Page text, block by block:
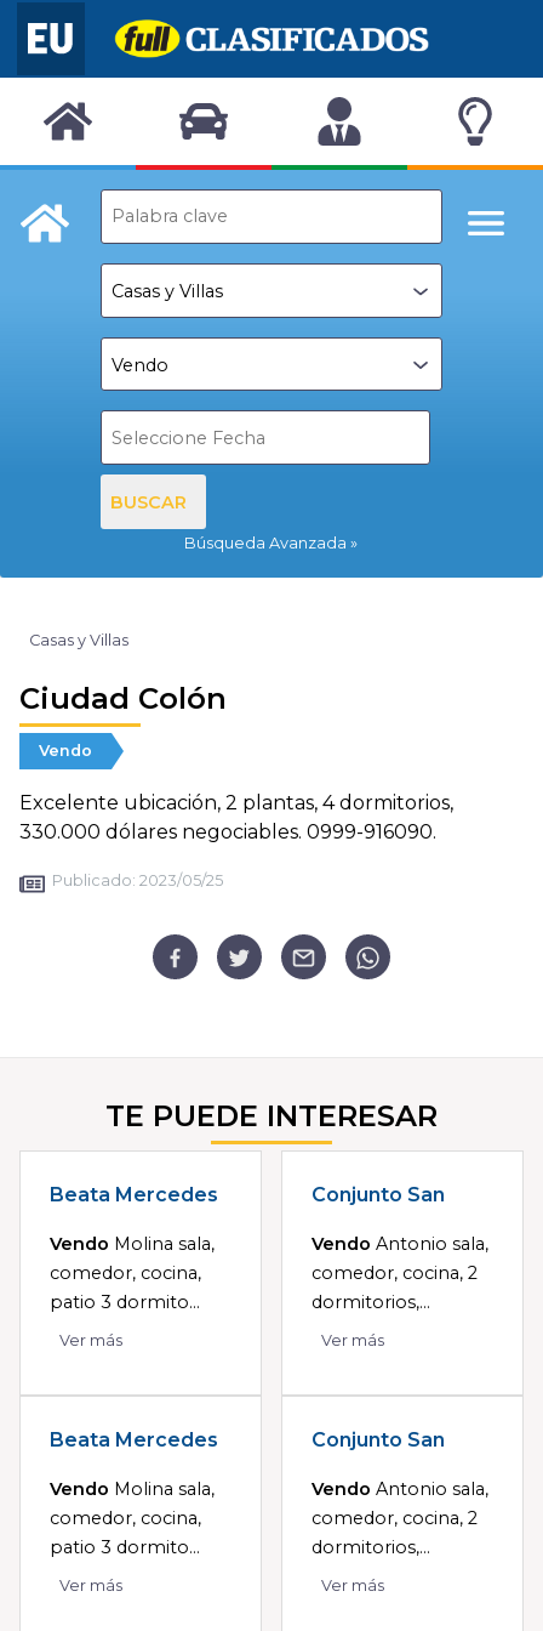
BUSCAR
Búsqueda Avanzada
Casas y Villas
Ciudad Colón
Vendo
Excelente ubicación, 2 plantas, 4 dormitorios,
330.000 dólares negociables. 0999-916090.
Publicado: 2023/05/25
TE PUEDE INTERESAR
Beata Mercedes
Vendo Molina sala,
comedor, cocina,
patio 3 dormito...
Ver más
Conjunto San
Vendo Antonio sala,
comedor, cocina, 2
dormitorios,...
Ver más
Beata Mercedes
Vendo Molina sala,
comedor, cocina,
patio 3 dormito...
Ver más
Conjunto San
Vendo Antonio sala,
comedor, cocina, 2
dormitorios,...
Ver más